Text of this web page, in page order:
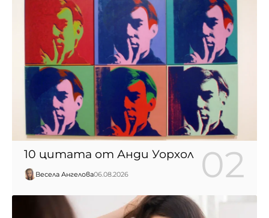
10 цитата от Анди Уорхол
Весела Ангелова06.08.2026